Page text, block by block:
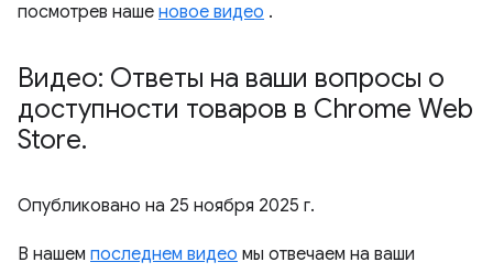
посмотрев наше новое видео .
Видео: Ответы на ваши вопросы о
доступности товаров в Chrome Web
Store.
Опубликовано на 25 ноября 2025 г.
В нашем последнем видео мы отвечаем на ваши